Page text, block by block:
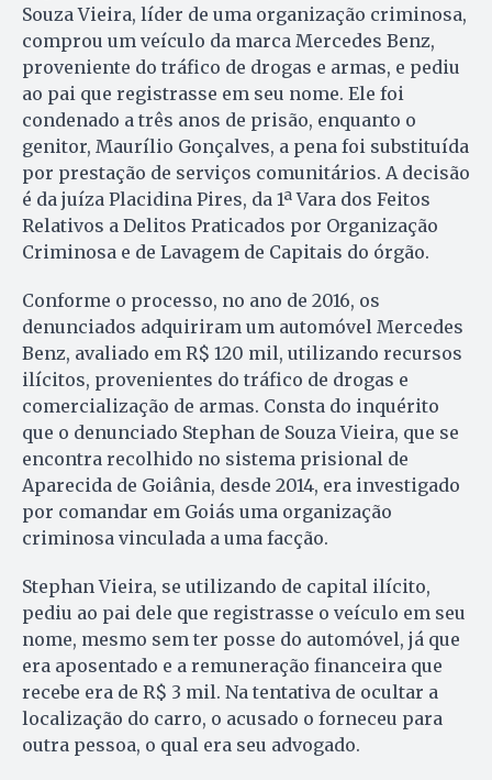
Souza Vieira, líder de uma organização criminosa,
comprou um veículo da marca Mercedes Benz,
proveniente do tráfico de drogas e armas, e pediu
ao pai que registrasse em seu nome. Ele foi
condenado a três anos de prisão, enquanto o
genitor, Maurílio Gonçalves, a pena foi substituída
por prestação de serviços comunitários. A decisão
é da juíza Placidina Pires, da 1ª Vara dos Feitos
Relativos a Delitos Praticados por Organização
Criminosa e de Lavagem de Capitais do órgão.
Conforme o processo, no ano de 2016, os
denunciados adquiriram um automóvel Mercedes
Benz, avaliado em R$ 120 mil, utilizando recursos
ilícitos, provenientes do tráfico de drogas e
comercialização de armas. Consta do inquérito
que o denunciado Stephan de Souza Vieira, que se
encontra recolhido no sistema prisional de
Aparecida de Goiânia, desde 2014, era investigado
por comandar em Goiás uma organização
criminosa vinculada a uma facção.
Stephan Vieira, se utilizando de capital ilícito,
pediu ao pai dele que registrasse o veículo em seu
nome, mesmo sem ter posse do automóvel, já que
era aposentado e a remuneração financeira que
recebe era de R$ 3 mil. Na tentativa de ocultar a
localização do carro, o acusado o forneceu para
outra pessoa, o qual era seu advogado.